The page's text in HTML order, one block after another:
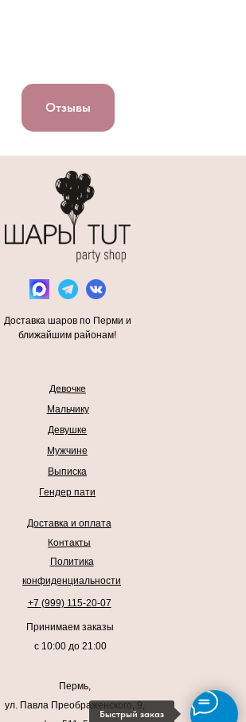
Быстрый заказ
Отзывы
Доставка шаров по Перми и
ближайшим районам!
Девочке
Мальчику
Девушке
Мужчине
Выписка
Гендер пати
Принимаем заказы
с 10:00 до 21:00
Пермь,
ул. Павла Преображенского, 9,
Доставка и оплата
Политика
конфиденциальности
Контакты
+7 (999) 115-20-07